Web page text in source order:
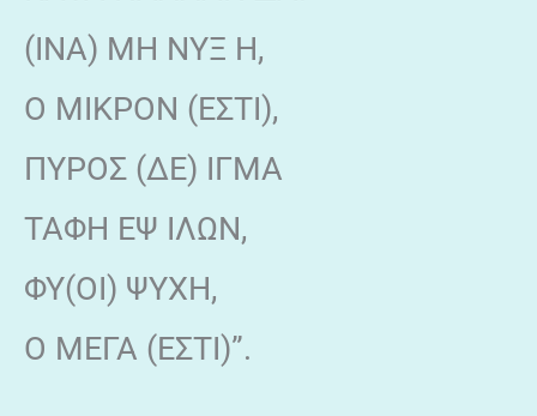
(ΙΝΑ) ΜΗ ΝΥΞ Η,
Ο ΜΙΚΡΟΝ (ΕΣΤΙ),
ΠΥΡΟΣ (ΔΕ) ΙΓΜΑ
ΤΑΦΗ ΕΨ ΙΛΩΝ,
ΦΥ(ΟΙ) ΨΥΧΗ,
Ο ΜΕΓΑ (ΕΣΤΙ)”.